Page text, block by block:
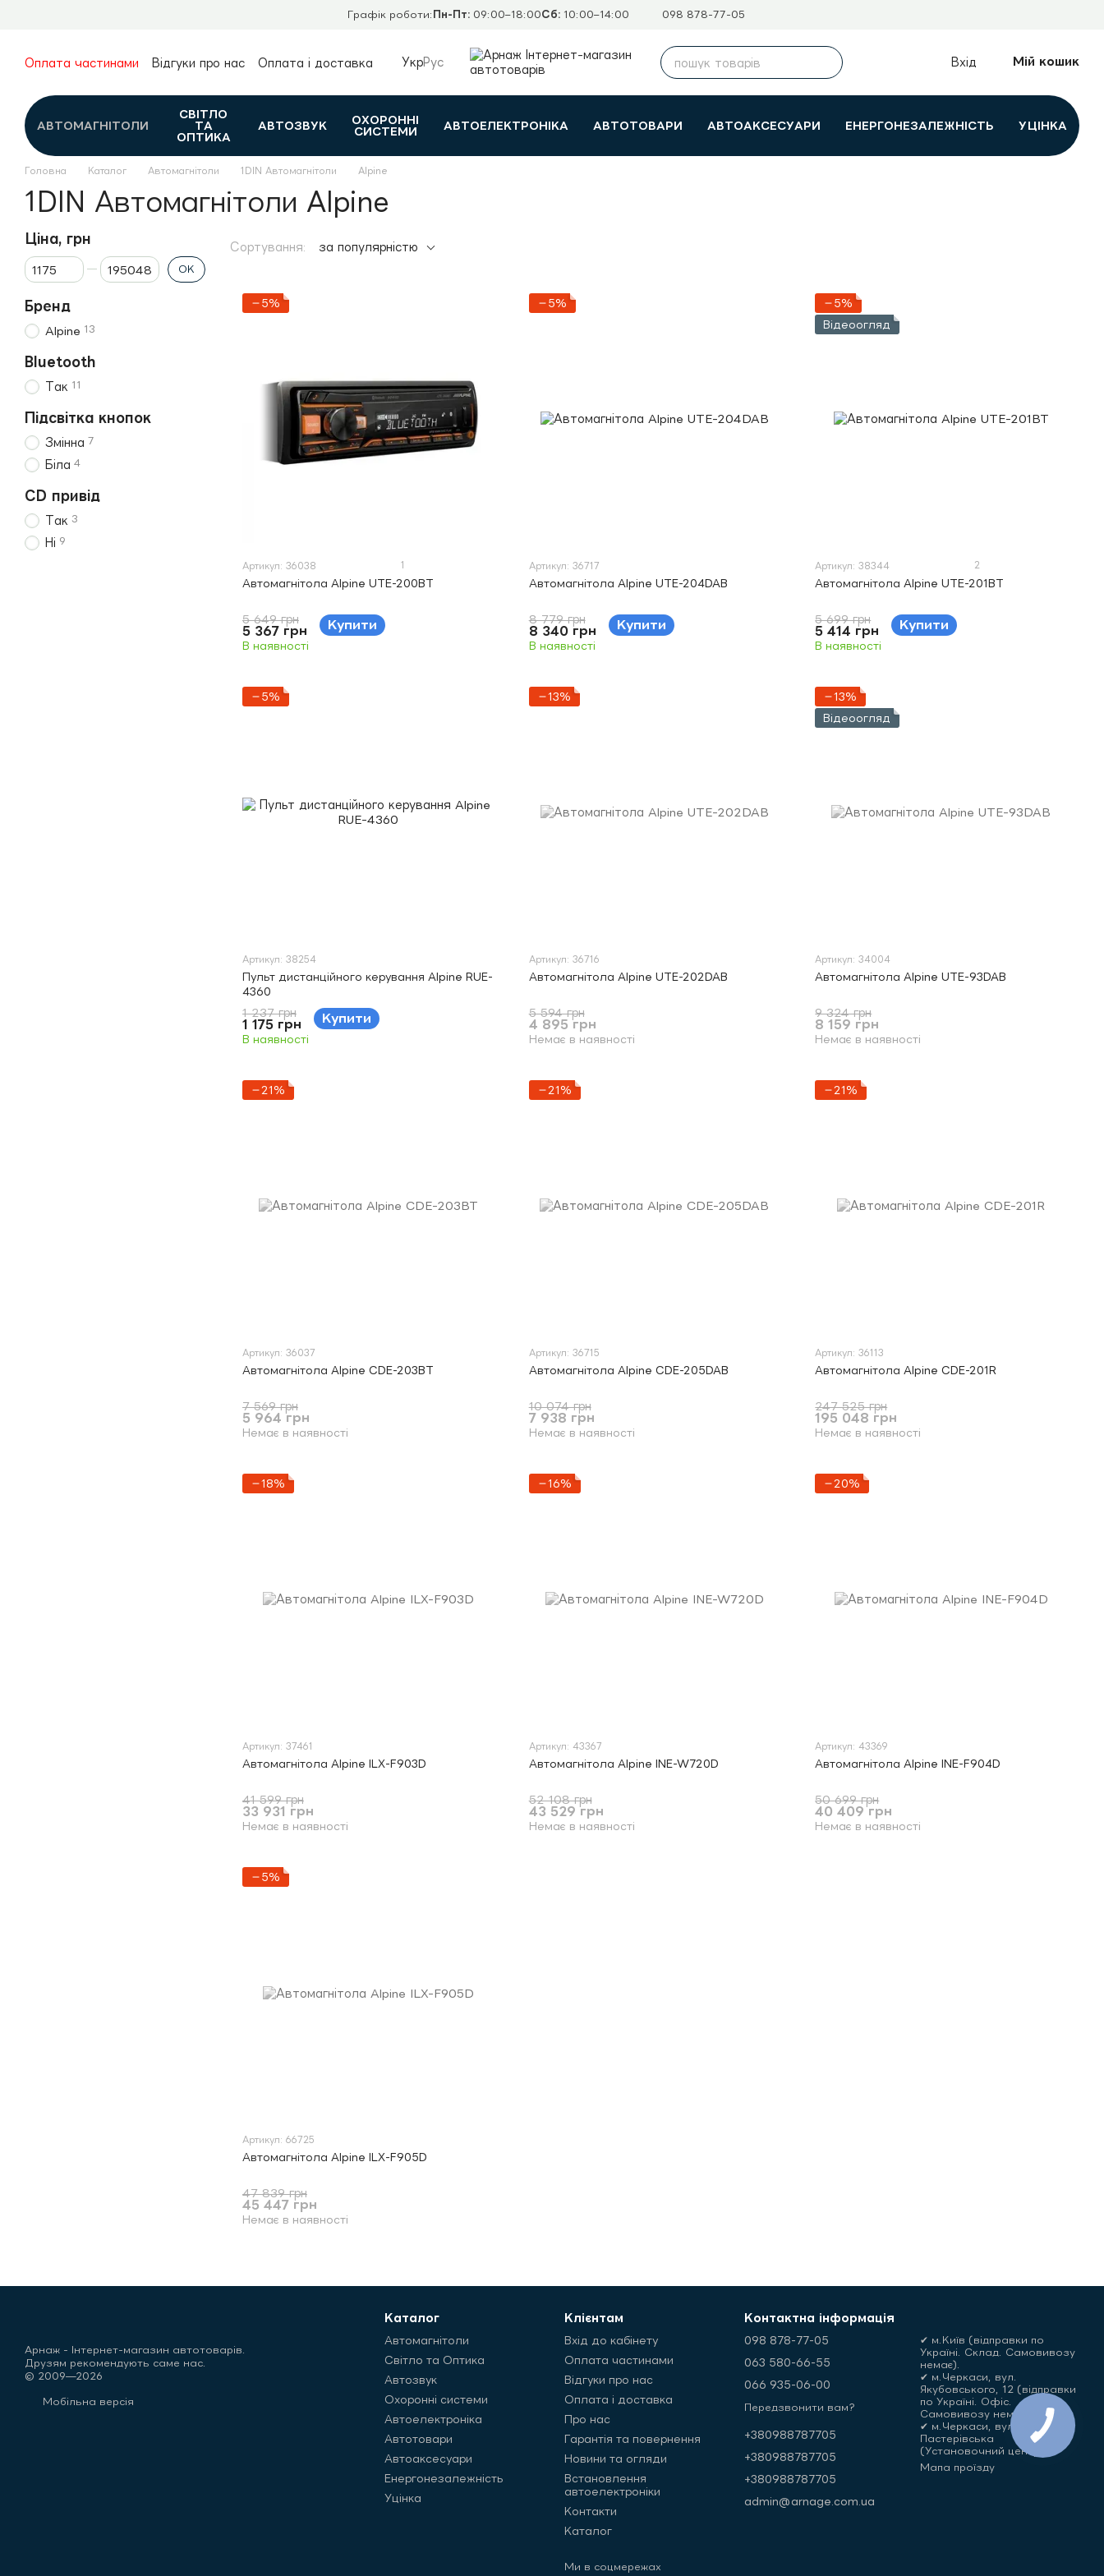
Графік роботи: Пн-Пт: 09:00–18:00Сб: 10:00–14:00 098 878-77-05
Оплата частинами Відгуки про нас
Оплата і доставка
Контакти
Каталог
УкрРус Вхід Мій кошик
АВТОМАГНІТОЛИ
СВІТЛО
ТА
ОПТИКА
АВТОЗВУК
ОХОРОННІ
СИСТЕМИ
АВТОЕЛЕКТРОНІКА АВТОТОВАРИ АВТОАКСЕСУАРИ ЕНЕРГОНЕЗАЛЕЖНІСТЬ УЦІНКА
Головна Каталог Автомагнітоли 1DIN Автомагнітоли Alpine
1DIN Автомагнітоли Alpine
Сортування: за популярністю
−5%
Артикул: 36038 1
Автомагнітола Alpine UTE-200BT
5 649 грн
5 367 грн Купити
В наявності
−5%
Артикул: 36717
Автомагнітола Alpine UTE-204DAB
8 779 грн
8 340 грн Купити
В наявності
−5%
Відеоогляд
Артикул: 38344 2
Автомагнітола Alpine UTE-201BT
5 699 грн
5 414 грн Купити
В наявності
−5%
Артикул: 38254
Пульт дистанційного керування Alpine RUE-
4360
1 237 грн
1 175 грн Купити
В наявності
−13%
Артикул: 36716
Автомагнітола Alpine UTE-202DAB
5 594 грн
4 895 грн
Немає в наявності
−13%
Відеоогляд
Артикул: 34004
Автомагнітола Alpine UTE-93DAB
9 324 грн
8 159 грн
Немає в наявності
−21%
Артикул: 36037
Автомагнітола Alpine CDE-203BT
7 569 грн
5 964 грн
Немає в наявності
−21%
Артикул: 36715
Автомагнітола Alpine CDE-205DAB
10 074 грн
7 938 грн
Немає в наявності
−21%
Артикул: 36113
Автомагнітола Alpine CDE-201R
247 525 грн
195 048 грн
Немає в наявності
−18%
Артикул: 37461
Автомагнітола Alpine ILX-F903D
41 599 грн
33 931 грн
Немає в наявності
−16%
Артикул: 43367
Автомагнітола Alpine INE-W720D
52 108 грн
43 529 грн
Немає в наявності
−20%
Артикул: 43369
Автомагнітола Alpine INE-F904D
50 699 грн
40 409 грн
Немає в наявності
−5%
Артикул: 66725
Автомагнітола Alpine ILX-F905D
47 839 грн
45 447 грн
Немає в наявності
Ціна, грн
Від Ціна, грн
До Ціна, грн
ОК
Бренд
Alpine 13
Bluetooth
Так 11
Підсвітка кнопок
Змінна 7
Біла 4
CD привід
Так 3
Ні 9
Арнаж - Інтернет-магазин автотоварів.
Друзям рекомендують саме нас.
© 2009—2026
Мобільна версія
Каталог
Автомагнітоли
Світло та Оптика
Автозвук
Охоронні системи
Автоелектроніка
Автотовари
Автоаксесуари
Енергонезалежність
Уцінка
Клієнтам
Вхід до кабінету
Оплата частинами
Відгуки про нас
Оплата і доставка
Про нас
Гарантія та повернення
Новини та огляди
Встановлення
автоелектроніки
Контакти
Каталог
Ми в соцмережах
Контактна інформація
098 878-77-05
063 580-66-55
066 935-06-00
Передзвонити вам?
+380988787705
+380988787705
+380988787705
admin@arnage.com.ua
✔ м.Київ (відправки по
Україні. Склад. Самовивозу
немає).
✔ м.Черкаси, вул.
Якубовського, 12 (відправки
по Україні. Офіс.
Самовивозу немає)
✔ м.Черкаси, вул.
Пастерівська
(Установочний центр)
Мапа проїзду